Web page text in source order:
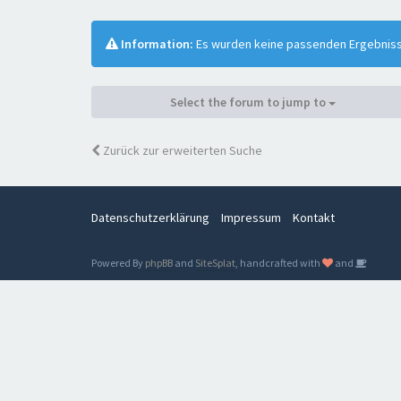
Information: Es wurden keine passenden
Select the forum to jump to
Zurück zur erweiterten Suche
Datenschutzerklärung Impressum Kontakt
Powered By phpBB and SiteSplat, handcrafted with and